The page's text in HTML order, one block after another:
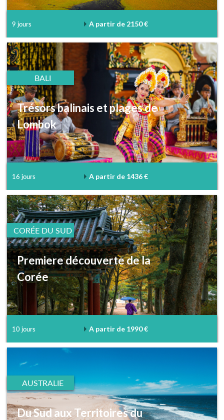
9 jours A partir de 2150 €
BALI
Trésors balinais et plages de
Lombok
16 jours A partir de 1436 €
CORÉE DU SUD
Premiere découverte de la
Corée
10 jours A partir de 1990 €
AUSTRALIE
Du Sud aux Territoires du